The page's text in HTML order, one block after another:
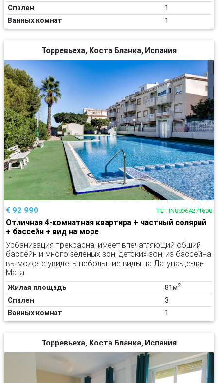
Спален
1
Ванных комнат
1
Торревьеха, Коста Бланка, Испания
€ 92 990 TLF-IN88964271608
Отличная 4-комнатная квартира + частный солярий
+ бассейн + вид на море
Урбанизация прекрасна, имеет впечатляющий общий
бассейн и много зеленых зон, детских зон, из бассейна
вы можете увидеть небольшие виды на Лагуна-де-ла-
Мата.
Жилая площадь 81м2
Спален
3
Ванных комнат
1
Торревьеха, Коста Бланка, Испания